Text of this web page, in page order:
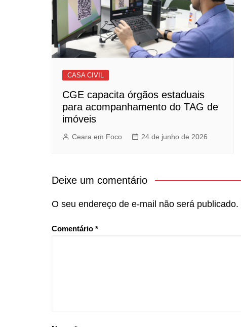
CASA CIVIL
CGE capacita órgãos estaduais
para acompanhamento do TAG de
imóveis
Ceara em Foco 24 de junho de 2026
Deixe um comentário
O seu endereço de e-mail não será publicado.
Comentário *